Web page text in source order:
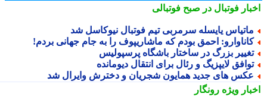
فوتبال در صبح فوتبالی
یایسله سرمربی تیم فوتبال نیوکاسل شد
احمق بودم که ماشاریپوف را به جام جهانی بردم!
بزرگ در ساختار باشگاه پرسپولیس
لایپزیگ و رئال برای انتقال دیومانده
های جدید همایون شجریان و دخترش وایرال شد
ویژهرونگار